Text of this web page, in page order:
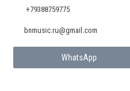
+79388759775
WhatsApp
bnmusic.ru@gmail.com